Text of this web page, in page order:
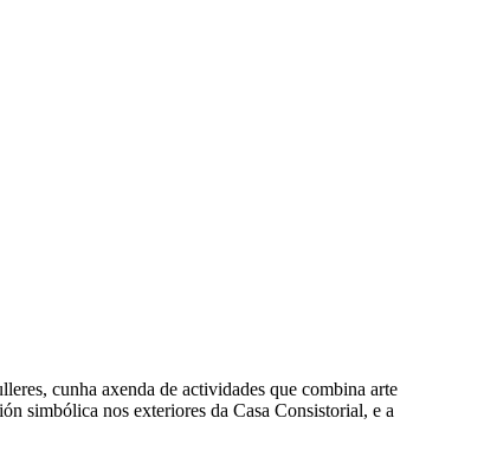
cunha axenda de actividades que combina arte
simbólica nos exteriores da Casa Consistorial, e a